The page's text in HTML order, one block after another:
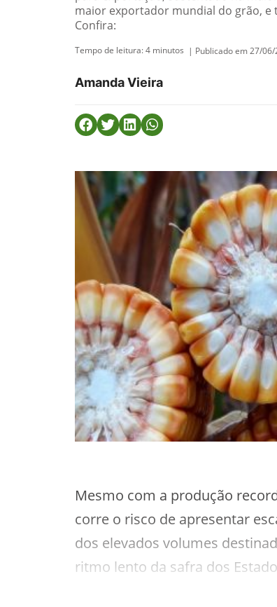
maior exportador mundial do grão,
Confira:
Tempo de leitura:4 minutos | Publicado em 27/
Amanda Vieira
Mesmo com a produção
corre o risco de apresentar
dos elevados volumes
ritmo lento da safra dos